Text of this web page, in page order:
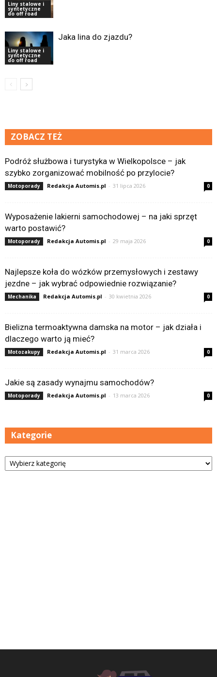
Liny stalowe i
syntetyczne
do off road
Liny stalowe i
syntetyczne
do off road
Jaka lina do zjazdu?
ZOBACZ TEŻ
Podróż służbowa i turystyka w Wielkopolsce – jak
szybko zorganizować mobilność po przylocie?
Motoporady Redakcja Automis.pl - 31 lipca 2026 0
Wyposażenie lakierni samochodowej – na jaki sprzęt
warto postawić?
Motoporady Redakcja Automis.pl - 29 maja 2026 0
Najlepsze koła do wózków przemysłowych i zestawy
jezdne – jak wybrać odpowiednie rozwiązanie?
Mechanika Redakcja Automis.pl - 30 kwietnia 2026 0
Bielizna termoaktywna damska na motor – jak działa i
dlaczego warto ją mieć?
Motozakupy Redakcja Automis.pl - 31 marca 2026 0
Jakie są zasady wynajmu samochodów?
Motoporady Redakcja Automis.pl - 13 marca 2026 0
Kategorie
Kategorie